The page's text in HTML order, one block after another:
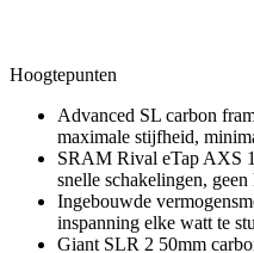
Hoogtepunten
Advanced SL carbon
maximale stijfheid,
SRAM Rival eTap AXS
snelle schakelingen, geen
Ingebouwde
inspanning elke watt te
Giant SLR 2 50mm